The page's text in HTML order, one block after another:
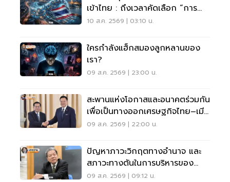
เข้าไทย : ถึงเวลาคัดเลือก “การ
ลงทุนคุณภาพ” ก่อนทรัพยากร
10 ส.ค. 2569 | 03:10 น.
ใครกำลังแฮ็กสมองลูกหลานของ
เรา?
09 ส.ค. 2569 | 23:00 น.
สะพานแห่งโอกาสและอนาคตร่วมกัน
เพื่อเป็นทางออกเศรษฐกิจไทย–เมีย
นมา
09 ส.ค. 2569 | 22:00 น.
ปัญหาภาวะวิกฤตทางอํานาจ และ
สภาวะทางตันในการบริหารของ
บอร์ด กสทช.
09 ส.ค. 2569 | 09:12 น.